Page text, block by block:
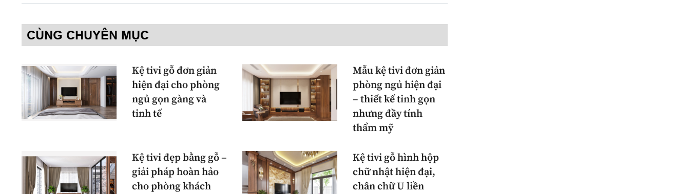
CÙNG CHUYÊN MỤC
Kệ tivi gỗ đơn giản
hiện đại cho phòng
ngủ gọn gàng và
tinh tế
Mẫu kệ tivi đơn giản
phòng ngủ hiện đại
– thiết kế tinh gọn
nhưng đầy tính
thẩm mỹ
Kệ tivi đẹp bằng gỗ –
giải pháp hoàn hảo
cho phòng khách
Kệ tivi gỗ hình hộp
chữ nhật hiện đại,
chân chữ U liền